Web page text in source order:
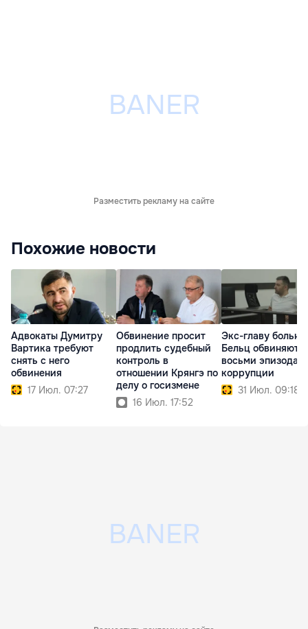
Разместить рекламу на сайте
Похожие новости
Адвокаты Думитру
Вартика требуют
снять с него
обвинения
17 Июл. 07:27
Обвинение просит
продлить судебный
контроль в
отношении Крянгэ по
делу о госизмене
16 Июл. 17:52
Экс-главу
Бельц обвиняют в
восьми эпизодах
коррупции
31 Июл. 09:18